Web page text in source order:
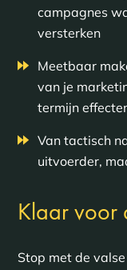
campagnes
versterken
Meetbaar
van je
termijn
Van tactisch
uitvoerder,
Klaar voor
Stop met de